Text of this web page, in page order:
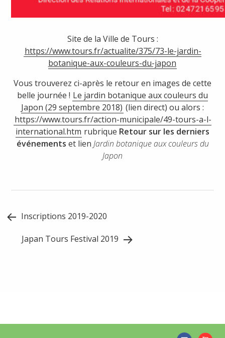
Site de la Ville de Tours :
https://www.tours.fr/actualite/375/73-le-jardin-
botanique-aux-couleurs-du-japon
Vous trouverez ci-après le retour en images de cette
belle journée ! Le jardin botanique aux couleurs du
Japon (29 septembre 2018) (lien direct) ou alors :
https://www.tours.fr/action-municipale/49-tours-a-l-
international.htm rubrique Retour sur les derniers
événements et lien Jardin botanique aux couleurs du
Japon
PostInscriptions 2019-2020
Japan Tours Festival 2019
Area